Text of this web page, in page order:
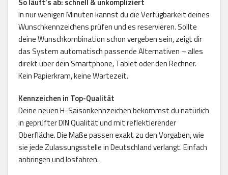
In nur wenigen Minuten kannst du die Verfügbarkeit deines
Wunschkennzeichens prüfen und es reservieren. Sollte
deine Wunschkombination schon vergeben sein, zeigt dir
das System automatisch passende Alternativen – alles
direkt über dein Smartphone, Tablet oder den Rechner.
Kein Papierkram, keine Wartezeit.
Kennzeichen in Top-Qualität
Deine neuen H-Saisonkennzeichen bekommst du natürlich
in geprüfter DIN Qualität und mit reflektierender
Oberfläche. Die Maße passen exakt zu den Vorgaben, wie
sie jede Zulassungsstelle in Deutschland verlangt. Einfach
anbringen und losfahren.